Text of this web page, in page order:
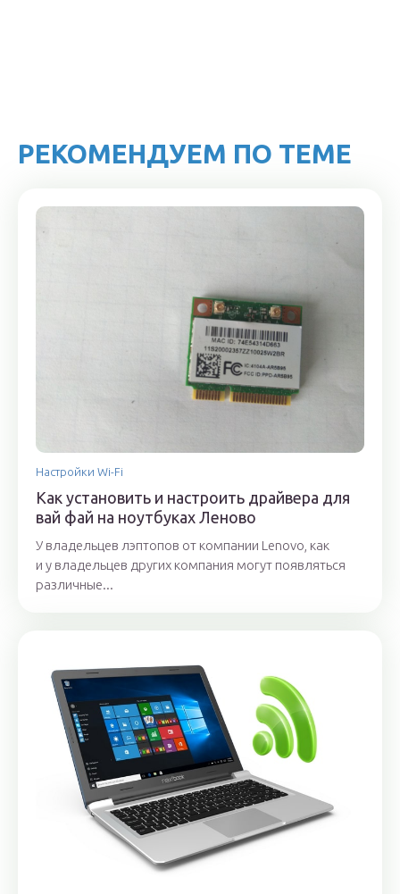
РЕКОМЕНДУЕМ ПО ТЕМЕ
Настройки Wi-Fi
Как установить и настроить драйвера для
вай фай на ноутбуках Леново
У владельцев лэптопов от компании Lenovo, как
и у владельцев других компания могут появляться
различные...